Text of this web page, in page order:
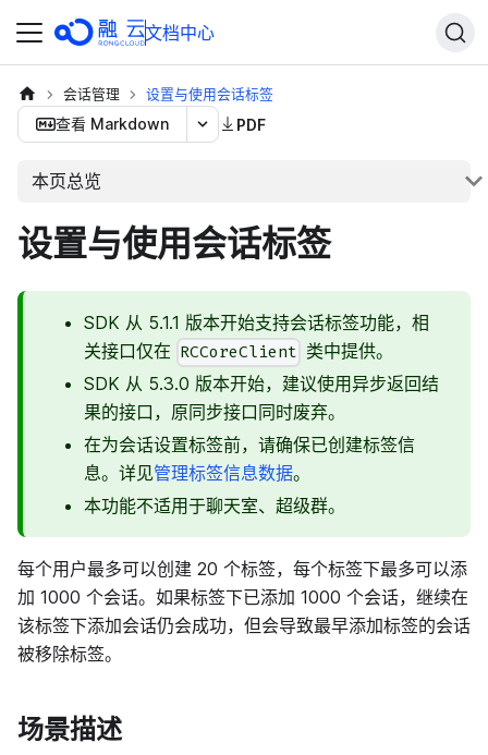
文档中心
会话管理 设置与使用会话标签
查看 Markdown PDF
本页总览
设置与使用会话标签
SDK 从 5.1.1 版本开始支持会话标签功能，相
关接口仅在 RCCoreClient 类中提供。
SDK 从 5.3.0 版本开始，建议使用异步返回结
果的接口，原同步接口同时废弃。
在为会话设置标签前，请确保已创建标签信
息。详见管理标签信息数据。
本功能不适用于聊天室、超级群。
每个用户最多可以创建 20 个标签，每个标签下最多可以添
加 1000 个会话。如果标签下已添加 1000 个会话，继续在
该标签下添加会话仍会成功，但会导致最早添加标签的会话
被移除标签。
场景描述